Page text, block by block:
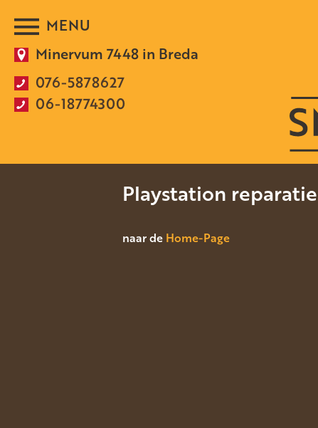
Minervum 7448 in Breda
076-5878627
06-18774300
Playstation
naar de Home-Page